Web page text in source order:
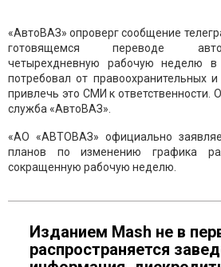
«АвтоВАЗ» опроверг сообщение
готовящемся переводе
четырехдневную рабочую неделю
потребовал от правоохранительных
привлечь это СМИ к ответственности.
служба «АвтоВАЗ».
«АО «АВТОВАЗ» официально
планов по изменению графика
сокращенную рабочую неделю.
Изданием Mash не в
распространяется